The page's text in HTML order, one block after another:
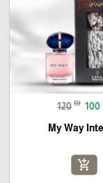
120 ₪ 100
My Way
add_shopping_cart